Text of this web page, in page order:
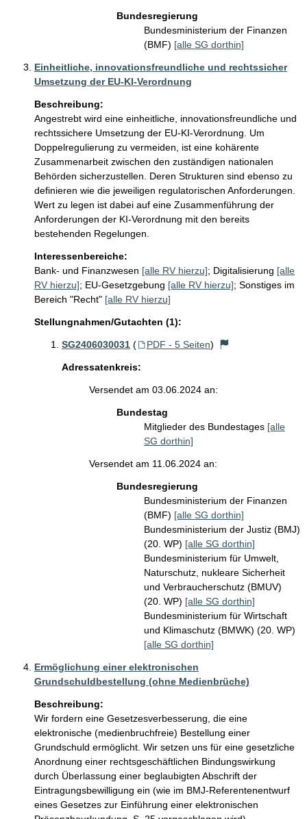
Bundesregierung
Bundesministerium der Finanzen
(BMF) [alle SG dorthin]
Einheitliche, innovationsfreundliche und rechtssicher
Umsetzung der EU-KI-Verordnung
Beschreibung:
Angestrebt wird eine einheitliche, innovationsfreundliche und
rechtssichere Umsetzung der EU-KI-Verordnung. Um
Doppelregulierung zu vermeiden, ist eine kohärente
Zusammenarbeit zwischen den zuständigen nationalen
Behörden sicherzustellen. Deren Strukturen sind ebenso zu
definieren wie die jeweiligen regulatorischen Anforderungen.
Wert zu legen ist dabei auf eine Zusammenführung der
Anforderungen der KI-Verordnung mit den bereits
bestehenden Regelungen.
Interessenbereiche:
Bank- und Finanzwesen [alle RV hierzu]; Digitalisierung [alle
RV hierzu]; EU-Gesetzgebung [alle RV hierzu]; Sonstiges im
Bereich "Recht" [alle RV hierzu]
Stellungnahmen/Gutachten (1):
SG2406030031 ( PDF - 5 Seiten)
Adressatenkreis:
Versendet am 03.06.2024 an:
Bundestag
Mitglieder des Bundestages [alle
SG dorthin]
Versendet am 11.06.2024 an:
Bundesregierung
Bundesministerium der Finanzen
(BMF) [alle SG dorthin]
Bundesministerium der Justiz (BMJ)
(20. WP) [alle SG dorthin]
Bundesministerium für Umwelt,
Naturschutz, nukleare Sicherheit
und Verbraucherschutz (BMUV)
(20. WP) [alle SG dorthin]
Bundesministerium für Wirtschaft
und Klimaschutz (BMWK) (20. WP)
[alle SG dorthin]
Ermöglichung einer elektronischen
Grundschuldbestellung (ohne Medienbrüche)
Beschreibung:
Wir fordern eine Gesetzesverbesserung, die eine
elektronische (medienbruchfreie) Bestellung einer
Grundschuld ermöglicht. Wir setzen uns für eine gesetzliche
Anordnung einer rechtsgeschäftlichen Bindungswirkung
durch Überlassung einer beglaubigten Abschrift der
Eintragungsbewilligung ein (wie im BMJ-Referentenentwurf
eines Gesetzes zur Einführung einer elektronischen